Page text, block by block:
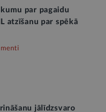
par pagaidu
atzīšanu par spēkā
jālīdzsvaro